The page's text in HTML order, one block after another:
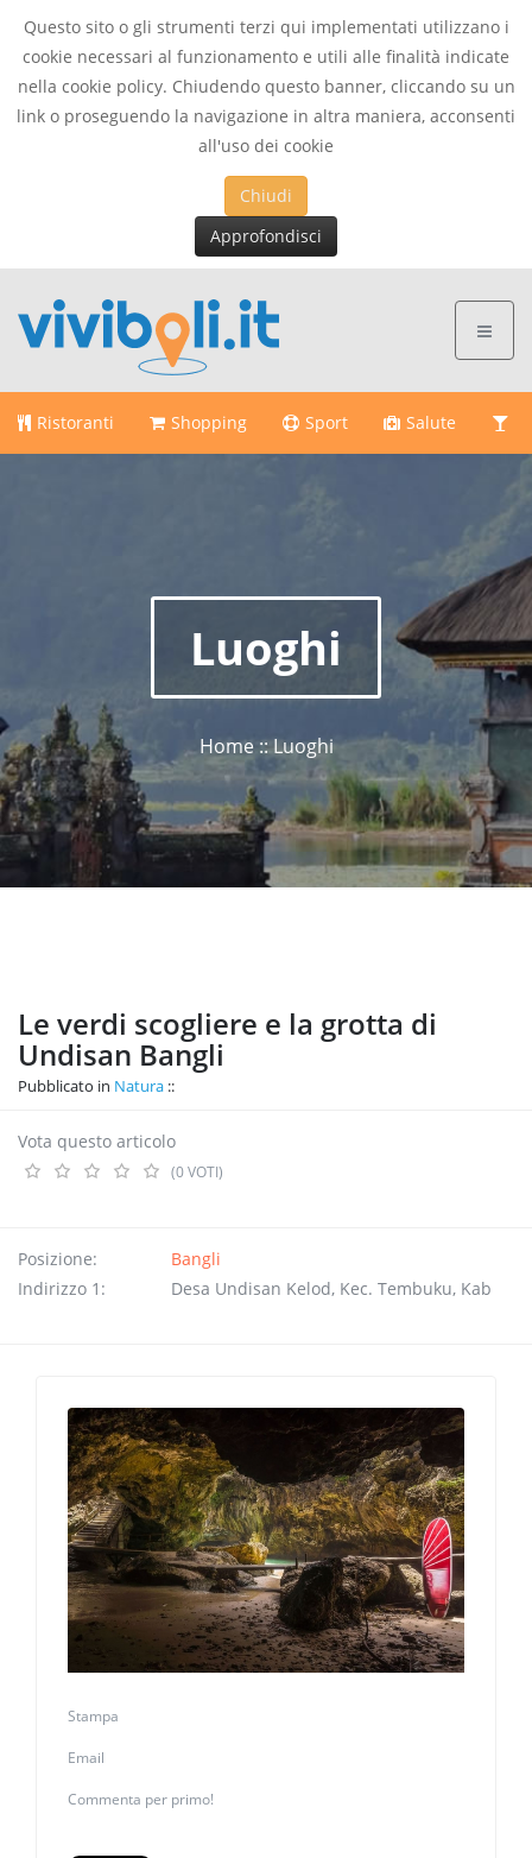
Questo sito o gli strumenti terzi qui implementati utilizzano i
cookie necessari al funzionamento e utili alle finalità indicate
nella cookie policy. Chiudendo questo banner, cliccando su un
link o proseguendo la navigazione in altra maniera, acconsenti
all'uso dei cookie
Chiudi
Approfondisci
Ristoranti Shopping Sport Salute
Luoghi
Home :: Luoghi
Le verdi scogliere e la grotta di
Undisan Bangli
Pubblicato in Natura
Vota questo articolo
(0 VOTI)
Posizione:
Bangli
Indirizzo 1:
Desa Undisan Kelod, Kec. Tembuku, Kab
Stampa
Email
Commenta per primo!
This page can't load Google Maps correctly.